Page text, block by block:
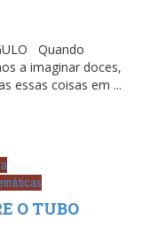
Quando
a imaginar doces,
essas coisas em ...
O TUBO